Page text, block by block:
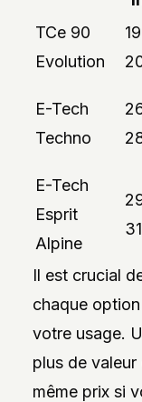
TCe 90
Evolution
E-Tech
Techno
E-Tech
Esprit
Alpine
Il est crucial
chaque
votre usage.
plus de valeur
même prix si